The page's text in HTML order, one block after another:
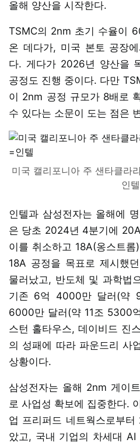
올해 양산을 시작한다.
TSMC의 2nm 초기 수율이
온 데다가, 미국 본토 공장
다. 게다가 2026년 양산을
공정도 진행 중이다. 다만
이 2nm 공정 규모가 8배로
수 있다는 소문이 도는 점은
미국 캘리포니아 주 샌타클라
인텔
인텔과 삼성전자는 올해에
은 당초 2024년 4분기에
이를 취소하고 18A(옹스트
18A 공정을 목표로 제시했
물러났고, 반도체 및 과학법
기존 6억 4000만 달러(약
6000만 달러(약 11조 5300
스턴 홀타우스, 데이비드 진
의 성패에 따라 파운드리 사
상황이다.
삼성전자는 올해 2nm 게이
로 사업성 확보에 집중한다.
업 프리퍼드 네트웍스로부
았고, 국내 기업의 차세대